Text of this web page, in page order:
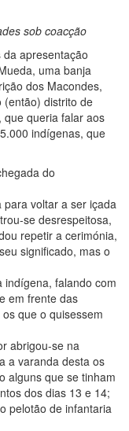
sob coacção
apresentação
uma banja
dos Macondes,
(então) distrito de
que queria falar aos
indígenas, que
do
voltar a ser içada
se desrespeitosa,
repetir a cerimónia,
significado, mas o
indígena, falando com
em frente das
que o quisessem
abrigou-se na
a varanda desta os
alguns que se tinham
dos dias 13 e 14;
pelotão de infantaria